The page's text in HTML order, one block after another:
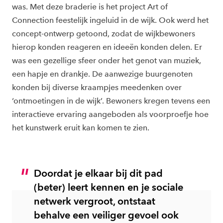
was. Met deze braderie is het project Art of
Connection feestelijk ingeluid in de wijk. Ook werd het
concept-ontwerp getoond, zodat de wijkbewoners
hierop konden reageren en ideeën konden delen. Er
was een gezellige sfeer onder het genot van muziek,
een hapje en drankje. De aanwezige buurgenoten
konden bij diverse kraampjes meedenken over
‘ontmoetingen in de wijk’. Bewoners kregen tevens een
interactieve ervaring aangeboden als voorproefje hoe
het kunstwerk eruit kan komen te zien.
Doordat je elkaar bij dit pad
(beter) leert kennen en je sociale
netwerk vergroot, ontstaat
behalve een veiliger gevoel ook